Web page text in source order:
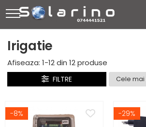
Irigatie
Afiseaza: 1-12din 12produse
FILTRE
-8% -29%